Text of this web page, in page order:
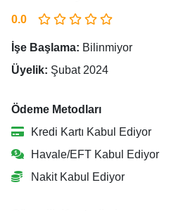
0.0
İşe Başlama: Bilinmiyor
Üyelik: Şubat 2024
Ödeme Metodları
Kredi Kartı Kabul Ediyor
Havale/EFT Kabul Ediyor
Nakit Kabul Ediyor